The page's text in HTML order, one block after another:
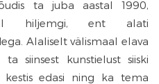
ta juba aastal 1990,
hiljemgi, ent alati
Alaliselt välismaal elava
siinsest kunstielust siiski
kestis edasi ning ka tema